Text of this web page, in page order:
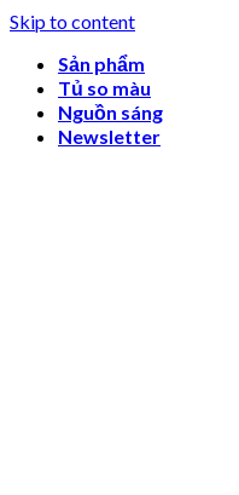
Skip to content
Sản phẩm
Tủ so màu
Nguồn sáng
Newsletter